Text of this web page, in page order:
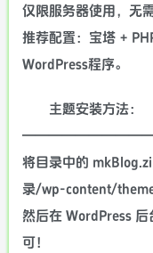
仅限服务器使用，无
推荐配置：宝塔 +
WordPress程序。
主题安装方法：
将目录中的
录/wp-content/
然后在 WordPress
可！